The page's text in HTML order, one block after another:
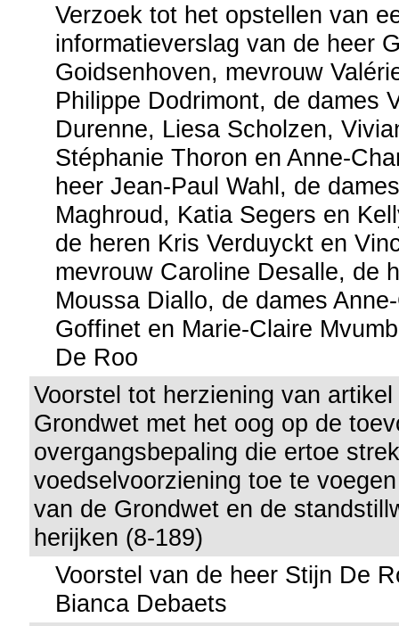
Verzoek tot het opstellen van
informatieverslag van de heer
Goidsenhoven, mevrouw
Philippe Dodrimont, de dames
Durenne, Liesa Scholzen,
Stéphanie Thoron en Anne-
heer Jean-Paul Wahl, de
Maghroud, Katia Segers en
de heren Kris Verduyckt en
mevrouw Caroline Desalle, de
Moussa Diallo, de dames
Goffinet en Marie-Claire
De Roo
Voorstel tot herziening van
Grondwet met het oog op de
overgangsbepaling die ertoe
voedselvoorziening toe te
van de Grondwet en de
herijken (8-189)
Voorstel van de heer Stijn De
Bianca Debaets